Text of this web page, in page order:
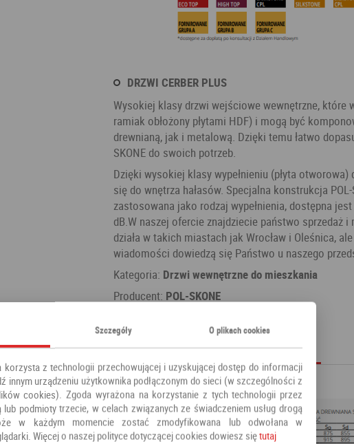
DRZWI CERBER PLUS
Wysokiej klasy drzwi wejściowe wewnętrzne, które
ramiak obłożony płytami HDF) i mogą być
drewnianą, jak i metalową. Dzięki temu łatwo
SKONE do swoich potrzeb.
Dzięki wysokiej klasy wypełnieniu (płyta
się do wnętrza hałasów. Specjalna konstrukcja
zastosowana jako rodzaj wypełnienia, dostępna
dB.W naszej ofercie znajdziecie państwo sprzedaż
działa w takich miastach jak Wrocław i Oleśnica,
wiadomości dowiedzą się Państwo u naszego
Kategoria: Drzwi wewnętrzne do mieszkania
Producent: POL-SKONE
W standardzie
Szczegóły O plikach cookies
korzysta z technologii przechowującej i uzyskującej dostęp do informacji
innym urządzeniu użytkownika podłączonym do sieci (w szczególności z
cookies). Zgoda wyrażona na korzystanie z tych technologii przez
podmioty trzecie, w celach związanych ze świadczeniem usług drogą
w każdym momencie zostać zmodyfikowana lub odwołana w
Więcej o naszej polityce dotyczącej cookies dowiesz siętutaj